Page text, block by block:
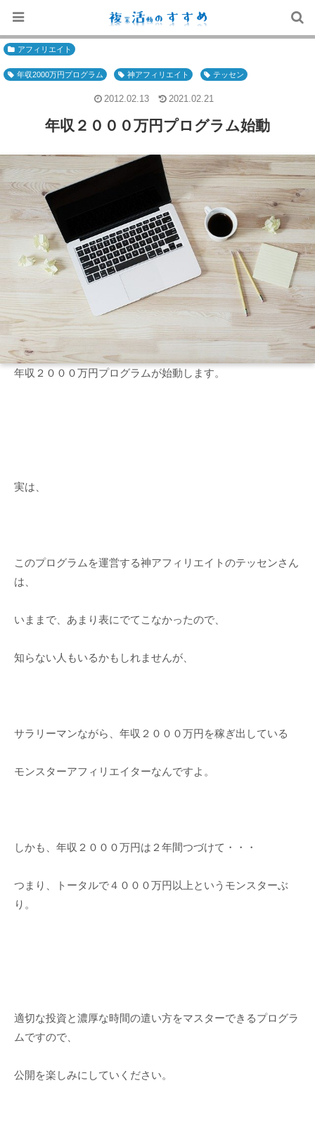
アフィリエイト
年収2000万円プログラム 神アフィリエイト テッセン
年収２０００万円プログラム始動
2012.02.13 2021.02.21
年収２０００万円プログラムが始動します。
実は、
このプログラムを運営する神アフィリエイトのテッセンさん
は、
いままで、あまり表にでてこなかったので、
知らない人もいるかもしれませんが、
サラリーマンながら、年収２０００万円を稼ぎ出している
モンスターアフィリエイターなんですよ。
しかも、年収２０００万円は２年間つづけて・・・
つまり、トータルで４０００万円以上というモンスターぶ
り。
適切な投資と濃厚な時間の遣い方をマスターできるプログラ
ムですので、
公開を楽しみにしていください。